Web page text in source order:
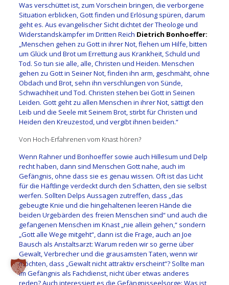
Was verschüttet ist, zum Vorschein bringen, die verborgene
Situation erblicken, Gott finden und Erlösung spüren, darum
geht es. Aus evangelischer Sicht dichtet der Theologe und
Widerstandskämpfer im Dritten Reich Dietrich Bonhoeffer:
„Menschen gehen zu Gott in ihrer Not, flehen um Hilfe, bitten
um Glück und Brot um Errettung aus Krankheit, Schuld und
Tod. So tun sie alle, alle, Christen und Heiden. Menschen
gehen zu Gott in Seiner Not, finden ihn arm, geschmäht, ohne
Obdach und Brot, sehn ihn verschlungen von Sünde,
Schwachheit und Tod. Christen stehen bei Gott in Seinen
Leiden. Gott geht zu allen Menschen in ihrer Not, sättigt den
Leib und die Seele mit Seinem Brot, stirbt für Christen und
Heiden den Kreuzestod, und vergibt ihnen beiden.“
Von Hoch-Erfahrenen vom Knast hören?
Wenn Rahner und Bonhoeffer sowie auch Hillesum und Delp
recht haben, dann sind Menschen Gott nahe, auch im
Gefängnis, ohne dass sie es genau wissen. Oft ist das Licht
für die Häftlinge verdeckt durch den Schatten, den sie selbst
werfen. Sollten Delps Aussagen zutreffen, dass „das
gebeugte Knie und die hingehaltenen leeren Hände die
beiden Urgebärden des freien Menschen sind“ und auch die
gefangenen Menschen im Knast „nie allein gehen,“ sondern
„Gott alle Wege mitgeht“, dann ist die Frage, auch an Joe
Bausch als Anstaltsarzt: Warum reden wir so gerne über
Gewalt, Verbrecher und die grausamsten Taten, wenn wir
möchten, dass „Gewalt nicht attraktiv erscheint“? Sollte man
im Gefängnis als Fachdienst, nicht über etwas anderes